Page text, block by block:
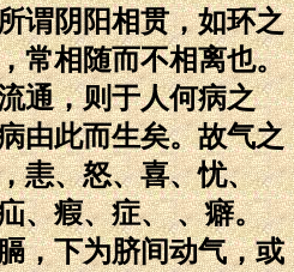
谓阴阳相贯，如环之
常相随而不相离也。
通，则于人何病之
由此而生矣。故气之
恚、怒、喜、忧、
、瘕、症、 、癖。
，下为脐间动气，或